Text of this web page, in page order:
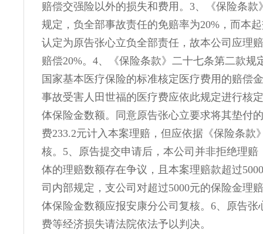
赔偿交强险以外的损失和费用。3、《保险条款
规定，负全部事故责任的免赔率为20%，而本
认定为原告张心立负全部责任，故本公司应理
赔偿20%。4、《保险条款》二十七条第二款规
国家基本医疗保险的标准核定医疗费用的赔偿
事故受害人田世福的医疗费应依此规定进行核
体保险金数额。同意原告张心立要求将其垫付
费233.2元计入本案理赔，但应依据《保险条款
核。5、原告提交申请后，本公司并非拒绝理赔
体的理赔数额存在争议，且本案理赔款超过
司内部规定，支公司对超过5000元的保险金理
体保险金数额应报安康分公司复核。6、原告张
费等经济损失请法院依法予以判决。